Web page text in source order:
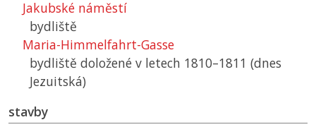
Jakubské náměstí
bydliště
Maria-Himmelfahrt-Gasse
bydliště doložené v letech 1810–1811 (dnes
Jezuitská)
stavby